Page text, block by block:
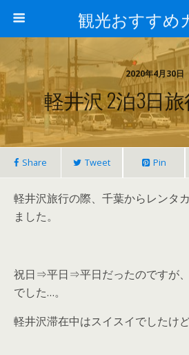
観光おすすめ
2020年4月30日
軽井沢 2泊3日
Share Tweet Pin
軽井沢旅行の際、千葉からレンタ
ました。
祝日⇒平日⇒平日だったのですが
でした…。
軽井沢滞在中はスイスイでしたけ